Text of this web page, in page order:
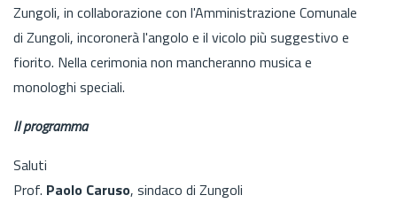
Zungoli, in collaborazione con l'Amministrazione Comunale
di Zungoli, incoronerà l'angolo e il vicolo più suggestivo e
fiorito. Nella cerimonia non mancheranno musica e
monologhi speciali.
Il programma
Saluti
Prof. Paolo Caruso, sindaco di Zungoli